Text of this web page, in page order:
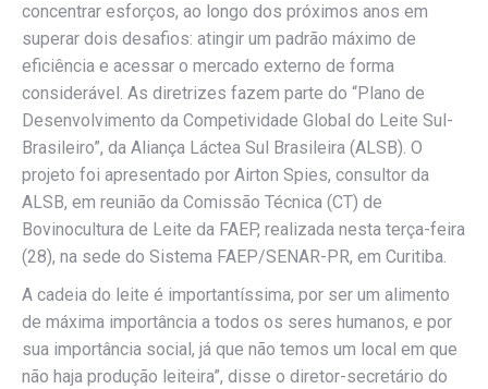
concentrar esforços, ao longo dos próximos anos em
superar dois desafios: atingir um padrão máximo de
eficiência e acessar o mercado externo de forma
considerável. As diretrizes fazem parte do “Plano de
Desenvolvimento da Competividade Global do Leite Sul-
Brasileiro”, da Aliança Láctea Sul Brasileira (ALSB). O
projeto foi apresentado por Airton Spies, consultor da
ALSB, em reunião da Comissão Técnica (CT) de
Bovinocultura de Leite da FAEP, realizada nesta terça-feira
(28), na sede do Sistema FAEP/SENAR-PR, em Curitiba.
A cadeia do leite é importantíssima, por ser um alimento
de máxima importância a todos os seres humanos, e por
sua importância social, já que não temos um local em que
não haja produção leiteira”, disse o diretor-secretário do